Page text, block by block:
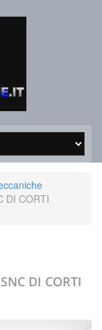
DI CORTI
DI CORTI